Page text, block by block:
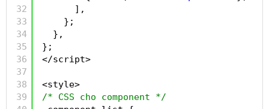
32
33
34
35
36
37
38
39
],
};
},
};
</script>
<style>
/* CSS cho component */